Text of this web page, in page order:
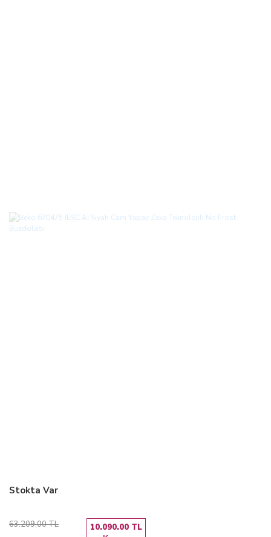
Stokta Var
63.209,00 TL
10.090.00 TL